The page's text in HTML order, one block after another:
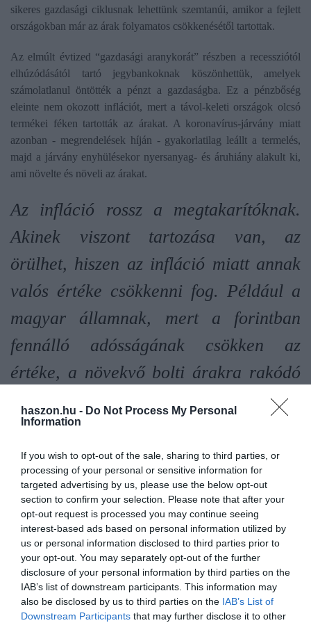
haszon.hu - Do Not Process My Personal
Information
If you wish to opt-out of the sale, sharing to third parties, or
processing of your personal or sensitive information for
targeted advertising by us, please use the below opt-out
section to confirm your selection. Please note that after your
opt-out request is processed you may continue seeing
interest-based ads based on personal information utilized by
us or personal information disclosed to third parties prior to
your opt-out. You may separately opt-out of the further
disclosure of your personal information by third parties on the
IAB’s list of downstream participants. This information may
also be disclosed by us to third parties on the IAB’s List of
Downstream Participants that may further disclose it to other
sikeres gazdasági ciklusnak lehettünk szemtanúi, amikor a fejlett
országokban már az árak folyamatos csökkenésétől tartottak.
Az elmúlt évtized “gazdasági aranykorát” részben a recessziótól
elhúzódásától tartó jegybankoknak köszönhettük, amelyek
számolatlanul öntötték a pénzt a gazdaságba. Ez a pénzbőség
eleinte nem okozott inflációt, mert a távol-keleti országok olcsó
termékei féken tartották az árakat. A koronavírus-járvány miatt
azonban - megrendelések híján - gyakorlatilag leállt a termelés,
majd a járvány enyhülésekor nyersanyag- és áruhiány alakult ki,
ami növelte és növeli az árakat.
Az infláció rossz a megtakarítóknak.
Akinek viszont tartozása van, az
örülhet, hiszen az infláció miatt annak
valós értéke csökkenni fog. Például a
magyar államnak, mert a forintban
fennálló adósságának csökken az
értéke, a növekvő bolti árakra rakódó
áfa pedig hizlalja a bevételeket. A fix
bérért dolgozókra és a nyugdíjasokra
viszont az inflációval nehezebb idők
jönnek
- mondja a közgazdász. Hozzáteszi, mivel a minimálbér idén
nagyot emelkedett és a vállalkozások költségei nőnek, csakúgy,
mint a családok elkölthető jövedelme az állami pénzosztás miatt,
az árak minden bizonnyal legalább a tavalyi ütemben emelkednek
majd az idén. A teljes interjú a Haszon magazin februári számában
olvasható, azonline előadás pedig március 22-én, 19 órakor
lehet megnézni a Tudományos Standup online felületén.